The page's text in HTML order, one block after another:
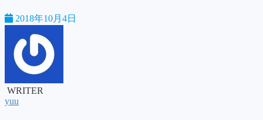
2018年10月4日
WRITER
yuu